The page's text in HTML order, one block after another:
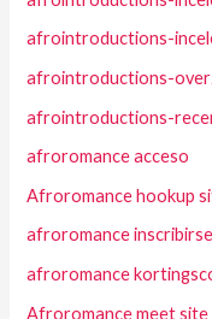
afrointroductions-
afrointroductions-
afrointroductions-
afroromance acceso
Afroromance hookup
afroromance inscribirse
afroromance
Afroromance meet site